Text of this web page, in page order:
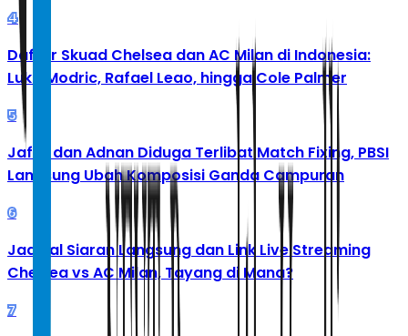
4
Daftar Skuad Chelsea dan AC Milan di Indonesia:
Luka Modric, Rafael Leao, hingga Cole Palmer
5
Jafar dan Adnan Diduga Terlibat Match Fixing, PBSI
Langsung Ubah Komposisi Ganda Campuran
6
Jadwal Siaran Langsung dan Link Live Streaming
Chelsea vs AC Milan, Tayang di Mana?
7